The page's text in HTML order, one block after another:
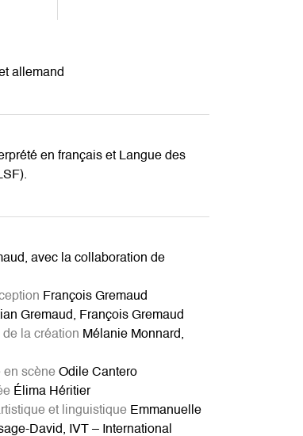
allemand
en français et Langue des
avec la collaboration de
François Gremaud
Gremaud, François Gremaud
la création Mélanie Monnard,
en scèneOdile Cantero
Élima Héritier
et linguistiqueEmmanuelle
David, IVT – International